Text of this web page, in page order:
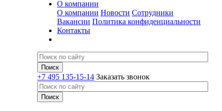
О компании
О компании Новости Сотрудники
Вакансии Политика конфиденциальности
Контакты
+7 495 135-15-14 Заказать звонок